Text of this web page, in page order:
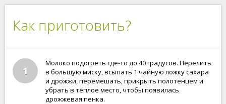
Как приготовить?
1
Молоко подогреть где-то до 40 градусов. Перелить
в большую миску, всыпать 1 чайную ложку сахара
и дрожжи, перемешать, прикрыть полотенцем и
убрать в теплое место, чтобы появилась
дрожжевая пенка.